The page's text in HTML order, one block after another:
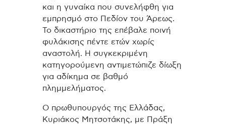
και η γυναίκα που συνελήφθη για
εμπρησμό στο Πεδίον του Άρεως.
Το δικαστήριο της επέβαλε ποινή
φυλάκισης πέντε ετών χωρίς
αναστολή. Η συγκεκριμένη
κατηγορούμενη αντιμετώπιζε δίωξη
για αδίκημα σε βαθμό
πλημμελήματος.
Ο πρωθυπουργός της Ελλάδας,
Κυριάκος Μητσοτάκης, με Πράξη